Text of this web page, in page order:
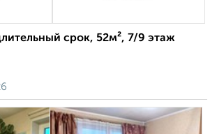
срок, 52м², 7/9 этаж